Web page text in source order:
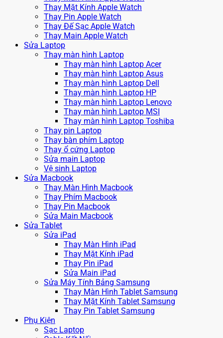
Thay Mặt Kính Apple Watch
Thay Pin Apple Watch
Thay Đế Sạc Apple Watch
Thay Main Apple Watch
Sửa Laptop
Thay màn hình Laptop
Thay màn hình Laptop Acer
Thay màn hình Laptop Asus
Thay màn hình Laptop Dell
Thay màn hình Laptop HP
Thay màn hình Laptop Lenovo
Thay màn hình Laptop MSI
Thay màn hình Laptop Toshiba
Thay pin Laptop
Thay bàn phím Laptop
Thay ổ cứng Laptop
Sửa main Laptop
Vệ sinh Laptop
Sửa Macbook
Thay Màn Hình Macbook
Thay Phím Macbook
Thay Pin Macbook
Sửa Main Macbook
Sửa Tablet
Sửa iPad
Thay Màn Hình iPad
Thay Mặt Kính iPad
Thay Pin iPad
Sửa Main iPad
Sửa Máy Tính Bảng Samsung
Thay Màn Hình Tablet Samsung
Thay Mặt Kính Tablet Samsung
Thay Pin Tablet Samsung
Phụ Kiện
Sạc Laptop